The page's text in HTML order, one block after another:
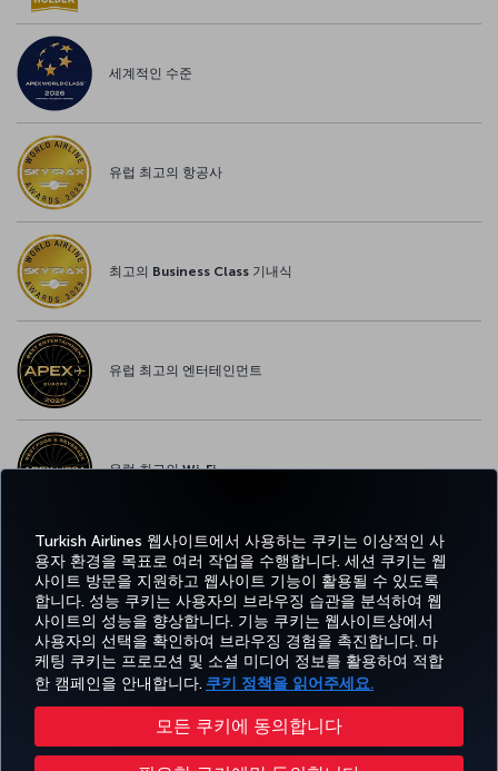
Turkish Airlines 웹사이트에서 사용하는 쿠키는 이상적인 사
용자 환경을 목표로 여러 작업을 수행합니다. 세션 쿠키는 웹
사이트 방문을 지원하고 웹사이트 기능이 활용될 수 있도록
합니다. 성능 쿠키는 사용자의 브라우징 습관을 분석하여 웹
사이트의 성능을 향상합니다. 기능 쿠키는 웹사이트상에서
사용자의 선택을 확인하여 브라우징 경험을 촉진합니다. 마
케팅 쿠키는 프로모션 및 소셜 미디어 정보를 활용하여 적합
한 캠페인을 안내합니다. 쿠키 정책을 읽어주세요.
모든 쿠키에 동의합니다
세계적인 수준
유럽 최고의 항공사
최고의 Business Class 기내식
유럽 최고의 엔터테인먼트
유럽 최고의 Wi-Fi
페이스북
트위터인스타그램
유튜브링크드인
틱톡블로그Pinterest
예약
및 관
리
경
험
특가 및
목적지
도
움
말
MILES&SMILES
CORPORATE
CLUB
Airlines
접근성 개인정보보호 및 쿠키 정책 법률 고시 승객 권리 쿠키 설정 변경